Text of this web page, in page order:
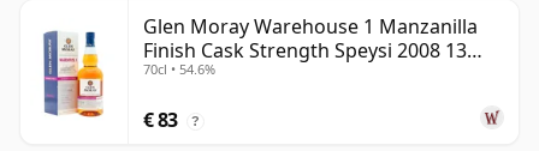
Glen Moray Warehouse 1 Manzanilla
Finish Cask Strength Speysi 2008 13
jaar oud
70cl • 54.6%
€ 83 ?